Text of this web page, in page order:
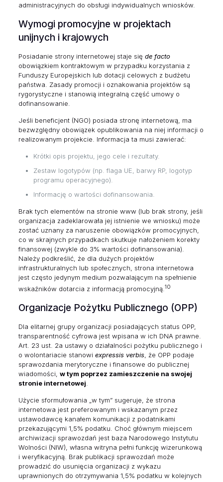
administracyjnych do obsługi indywidualnych wniosków.
Wymogi promocyjne w projektach
unijnych i krajowych
Posiadanie strony internetowej staje się de facto
obowiązkiem kontraktowym w przypadku korzystania z
Funduszy Europejskich lub dotacji celowych z budżetu
państwa. Zasady promocji i oznakowania projektów są
rygorystyczne i stanowią integralną część umowy o
dofinansowanie.
Jeśli beneficjent (NGO) posiada stronę internetową, ma
bezwzględny obowiązek opublikowania na niej informacji o
realizowanym projekcie. Informacja ta musi zawierać:
Krótki opis projektu, jego cele i rezultaty.
Zestaw logotypów (np. flaga UE, barwy RP, logotyp
programu operacyjnego).
Informację o wartości dofinansowania.
Brak tych elementów na stronie www (lub brak strony, jeśli
organizacja zadeklarowała jej istnienie we wniosku) może
zostać uznany za naruszenie obowiązków promocyjnych,
co w skrajnych przypadkach skutkuje nałożeniem korekty
finansowej (zwykle do 3% wartości dofinansowania).
Należy podkreślić, że dla dużych projektów
infrastrukturalnych lub społecznych, strona internetowa
jest często jedynym medium pozwalającym na spełnienie
wskaźników dotarcia z informacją promocyjną. 10
Organizacje Pożytku Publicznego (OPP)
Dla elitarnej grupy organizacji posiadających status OPP,
transparentność cyfrowa jest wpisana w ich DNA prawne.
Art. 23 ust. 2a ustawy o działalności pożytku publicznego i
o wolontariacie stanowi expressis verbis, że OPP podaje
sprawozdania merytoryczne i finansowe do publicznej
wiadomości, w tym poprzez zamieszczenie na swojej
stronie internetowej
Użycie sformułowania „w tym” sugeruje, że strona
internetowa jest preferowanym i wskazanym przez
ustawodawcę kanałem komunikacji z podatnikami
przekazującymi 1,5% podatku. Choć głównym miejscem
archiwizacji sprawozdań jest baza Narodowego Instytutu
Wolności (NIW), własna witryna pełni funkcję wizerunkową
i weryfikacyjną. Brak publikacji sprawozdań może
prowadzić do usunięcia organizacji z wykazu
uprawnionych do otrzymywania 1,5% podatku w kolejnych